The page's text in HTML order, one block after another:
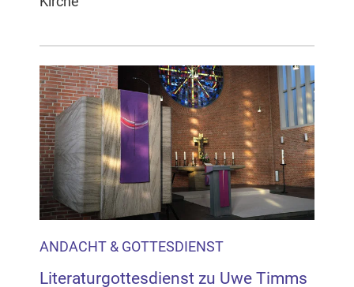
ANDACHT & GOTTESDIENST
Literaturgottesdienst zu Uwe Timms